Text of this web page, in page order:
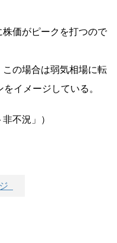
株価がピークを打つので
この場合は弱気相場に転
イメージしている。
不況」）